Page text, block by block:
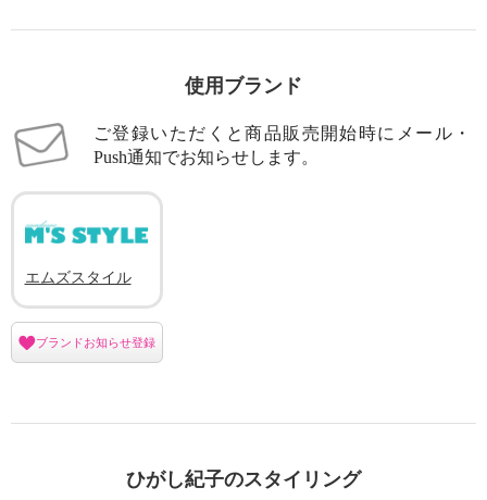
使用ブランド
ご登録いただくと商品販売開始時にメール・
Push通知でお知らせします。
エムズスタイル
ブランドお知らせ登録
ひがし紀子のスタイリング